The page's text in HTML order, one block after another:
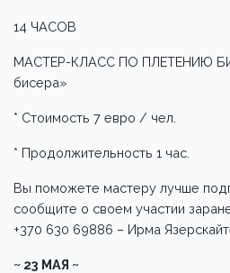
14 ЧАСОВ
МАСТЕР-КЛАСС ПО ПЛЕТЕНИЮ
бисера»
* Стоимость 7 евро / чел.
* Продолжительность 1 час.
Вы поможете мастеру лучше
сообщите о своем участии
+370 630 69886 – Ирма
~ 23 МАЯ ~